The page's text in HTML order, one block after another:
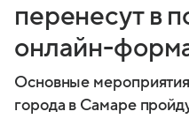
перенесут в
онлайн-
Основные
города в Самаре